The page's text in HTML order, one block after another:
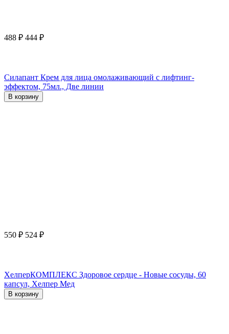
488 ₽ 444 ₽
Силапант Крем для лица омолаживающий с лифтинг-
эффектом, 75мл., Две линии
В корзину
550 ₽ 524 ₽
ХелперКОМПЛЕКС Здоровое сердце - Новые сосуды, 60
капсул, Хелпер Мед
В корзину